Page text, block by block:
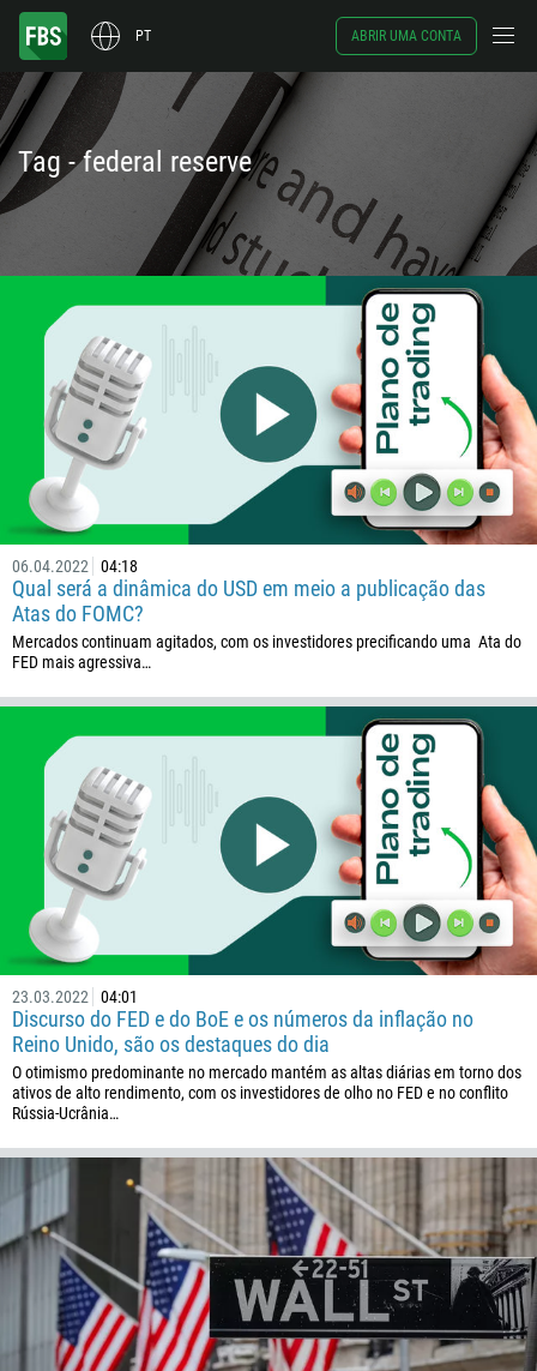
PT ABRIR UMA CONTA
Tag - federal reserve
06.04.2022 04:18
Qual será a dinâmica do USD em meio a publicação das
Atas do FOMC?
Mercados continuam agitados, com os investidores precificando uma Ata do
FED mais agressiva…
23.03.2022 04:01
Discurso do FED e do BoE e os números da inflação no
Reino Unido, são os destaques do dia
O otimismo predominante no mercado mantém as altas diárias em torno dos
ativos de alto rendimento, com os investidores de olho no FED e no conflito
Rússia-Ucrânia…